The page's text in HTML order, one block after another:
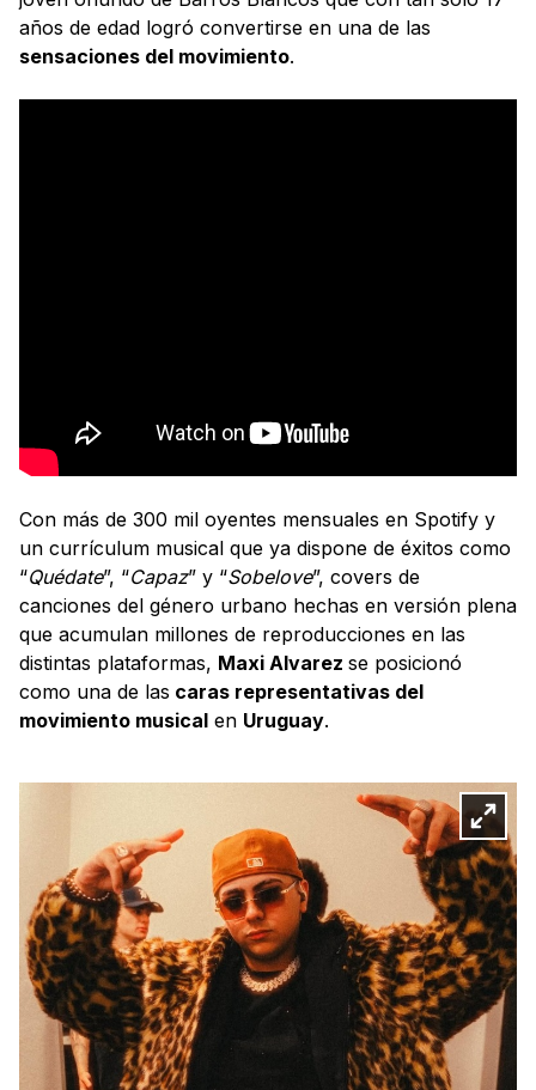
años de edad logró convertirse en una de las
sensaciones del movimiento.
Con más de 300 mil oyentes mensuales en Spotify y
un currículum musical que ya dispone de éxitos como
“Quédate”, “Capaz” y “Sobelove”, covers de
canciones del género urbano hechas en versión plena
que acumulan millones de reproducciones en las
distintas plataformas, Maxi Alvarez se posicionó
como una de las caras representativas del
movimiento musical en Uruguay.